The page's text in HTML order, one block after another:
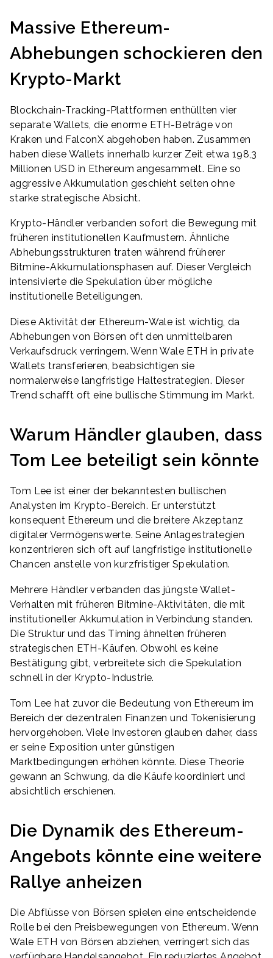
Massive Ethereum-
Abhebungen schockieren den
Krypto-Markt
Blockchain-Tracking-Plattformen enthüllten vier
separate Wallets, die enorme ETH-Beträge von
Kraken und FalconX abgehoben haben. Zusammen
haben diese Wallets innerhalb kurzer Zeit etwa 198,3
Millionen USD in Ethereum angesammelt. Eine so
aggressive Akkumulation geschieht selten ohne
starke strategische Absicht.
Krypto-Händler verbanden sofort die Bewegung mit
früheren institutionellen Kaufmustern. Ähnliche
Abhebungsstrukturen traten während früherer
Bitmine-Akkumulationsphasen auf. Dieser Vergleich
intensivierte die Spekulation über mögliche
institutionelle Beteiligungen.
Diese Aktivität der Ethereum-Wale ist wichtig, da
Abhebungen von Börsen oft den unmittelbaren
Verkaufsdruck verringern. Wenn Wale ETH in private
Wallets transferieren, beabsichtigen sie
normalerweise langfristige Haltestrategien. Dieser
Trend schafft oft eine bullische Stimmung im Markt.
Warum Händler glauben, dass
Tom Lee beteiligt sein könnte
Tom Lee ist einer der bekanntesten bullischen
Analysten im Krypto-Bereich. Er unterstützt
konsequent Ethereum und die breitere Akzeptanz
digitaler Vermögenswerte. Seine Anlagestrategien
konzentrieren sich oft auf langfristige institutionelle
Chancen anstelle von kurzfristiger Spekulation.
Mehrere Händler verbanden das jüngste Wallet-
Verhalten mit früheren Bitmine-Aktivitäten, die mit
institutioneller Akkumulation in Verbindung standen.
Die Struktur und das Timing ähnelten früheren
strategischen ETH-Käufen. Obwohl es keine
Bestätigung gibt, verbreitete sich die Spekulation
schnell in der Krypto-Industrie.
Tom Lee hat zuvor die Bedeutung von Ethereum im
Bereich der dezentralen Finanzen und Tokenisierung
hervorgehoben. Viele Investoren glauben daher, dass
er seine Exposition unter günstigen
Marktbedingungen erhöhen könnte. Diese Theorie
gewann an Schwung, da die Käufe koordiniert und
absichtlich erschienen.
Die Dynamik des Ethereum-
Angebots könnte eine weitere
Rallye anheizen
Die Abflüsse von Börsen spielen eine entscheidende
Rolle bei den Preisbewegungen von Ethereum. Wenn
Wale ETH von Börsen abziehen, verringert sich das